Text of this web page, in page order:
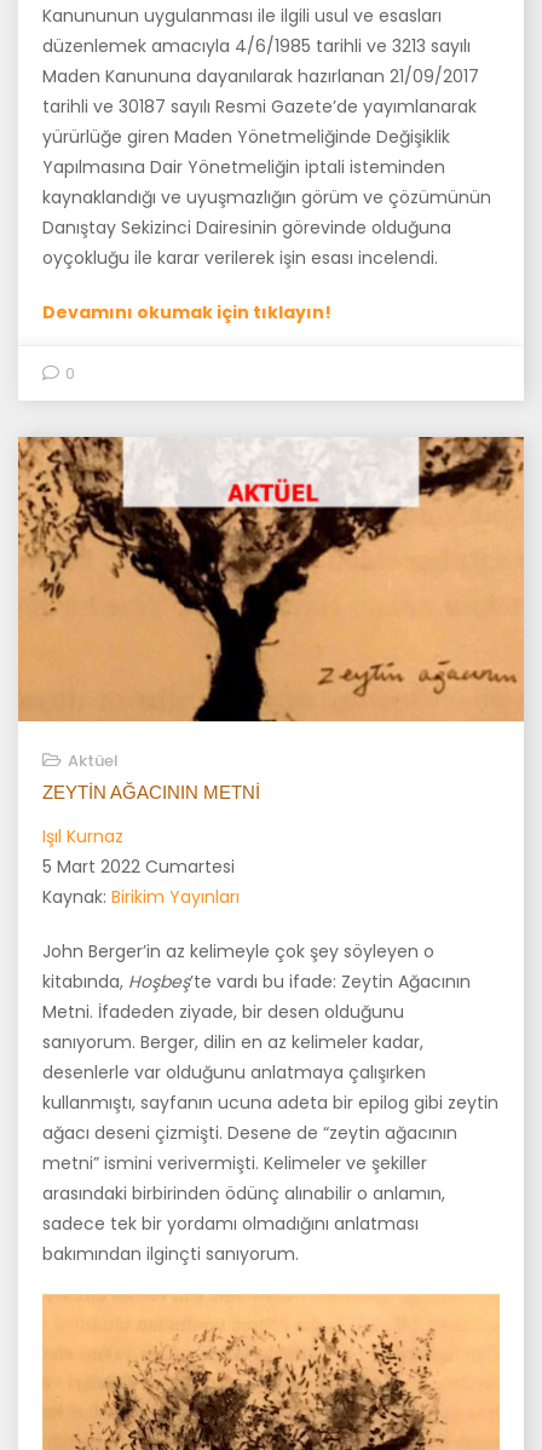
Kanununun uygulanması ile ilgili usul ve esasları
düzenlemek amacıyla 4/6/1985 tarihli ve 3213 sayılı
Maden Kanununa dayanılarak hazırlanan 21/09/2017
tarihli ve 30187 sayılı Resmi Gazete’de yayımlanarak
yürürlüğe giren Maden Yönetmeliğinde Değişiklik
Yapılmasına Dair Yönetmeliğin iptali isteminden
kaynaklandığı ve uyuşmazlığın görüm ve çözümünün
Danıştay Sekizinci Dairesinin görevinde olduğuna
oyçokluğu ile karar verilerek işin esası incelendi.
Devamını okumak için tıklayın!
0
Aktüel
ZEYTIN AĞACININ METNI
Işıl Kurnaz
5 Mart 2022 Cumartesi
Kaynak: Birikim Yayınları
John Berger’in az kelimeyle çok şey söyleyen o
kitabında, Hoşbeş’te vardı bu ifade: Zeytin Ağacının
Metni. İfadeden ziyade, bir desen olduğunu
sanıyorum. Berger, dilin en az kelimeler kadar,
desenlerle var olduğunu anlatmaya çalışırken
kullanmıştı, sayfanın ucuna adeta bir epilog gibi zeytin
ağacı deseni çizmişti. Desene de “zeytin ağacının
metni” ismini verivermişti. Kelimeler ve şekiller
arasındaki birbirinden ödünç alınabilir o anlamın,
sadece tek bir yordamı olmadığını anlatması
bakımından ilginçti sanıyorum.